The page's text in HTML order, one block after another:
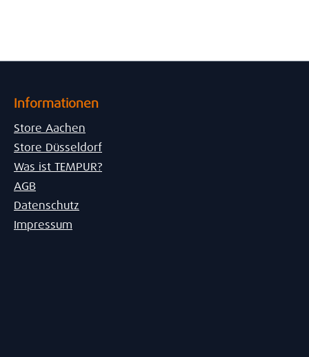
Informationen
Store Aachen
Store Düsseldorf
Was ist TEMPUR?
AGB
Datenschutz
Impressum